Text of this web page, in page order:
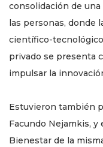
consolidación de
las personas, donde
científico-
privado se presenta
impulsar la
Estuvieron también
Facundo Nejamkis,
Bienestar de la